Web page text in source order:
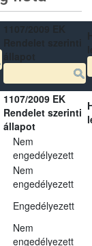
1107/2009 EK
Rendelet szerinti
állapot
Nem
engedélyezett
Nem
engedélyezett
Engedélyezett
Nem
engedélyezett